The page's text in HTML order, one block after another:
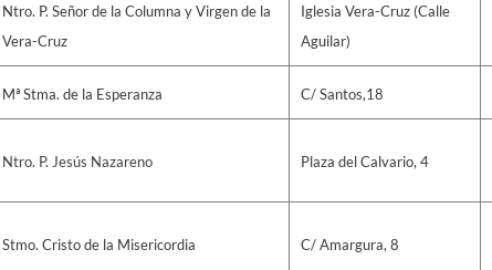
Ntro. P. Señor de la Columna y Virgen de la
Vera-Cruz
Iglesia Vera-Cruz (Calle
Aguilar)
Mª Stma. de la Esperanza C/ Santos,18
Ntro. P. Jesús Nazareno Plaza del Calvario, 4
Stmo. Cristo de la Misericordia C/ Amargura, 8